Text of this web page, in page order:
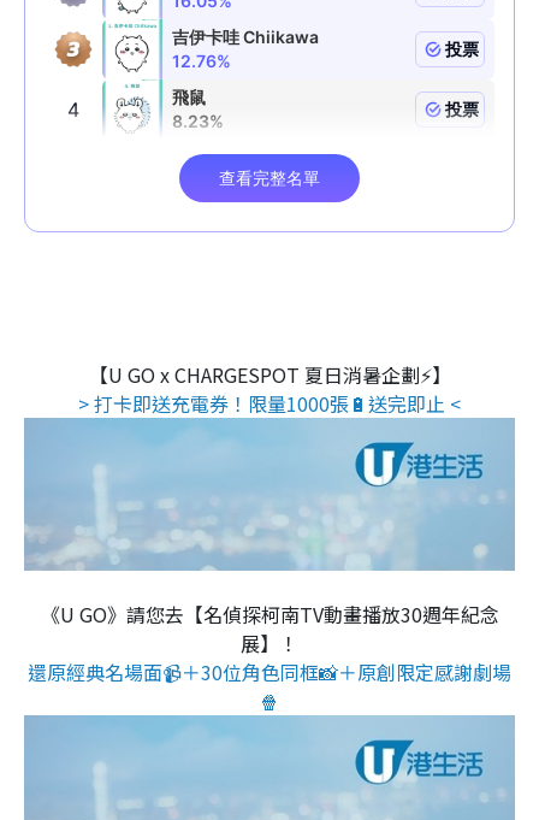
【U GO x CHARGESPOT 夏日消暑企劃⚡】
> 打卡即送充電券！限量1000張🔋送完即止 <
《U GO》請您去【名偵探柯南TV動畫播放30週年紀念
展】！
還原經典名場面📹＋30位角色同框📸＋原創限定感謝劇場
🍿